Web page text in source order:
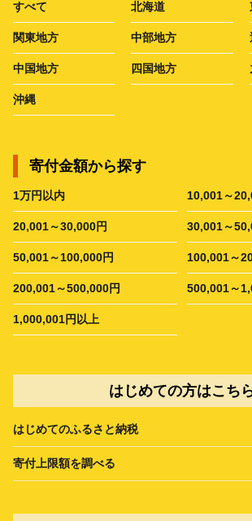
すべて 北海道
関東地方 中部地方
中国地方 四国地方
沖縄
寄付金額から探す
1万円以内 10,001～
20,001～30,000円 30,001～
50,001～100,000円 100,001～
200,001～500,000円 500,001～
1,000,001円以上
はじめての方はこち
はじめてのふるさと納税
寄付上限額を調べる